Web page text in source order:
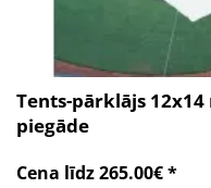
Tents-pārklājs 12x14
piegāde
Cena līdz 265.00€ *